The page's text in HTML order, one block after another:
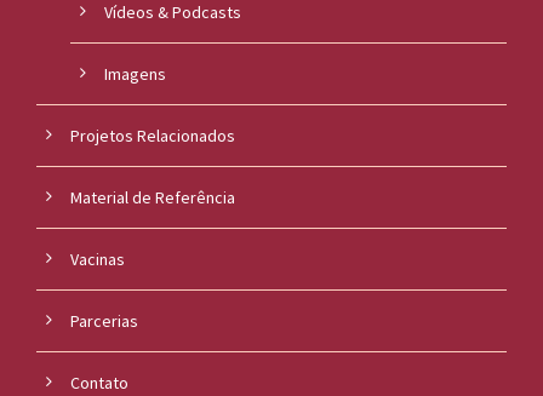
Vídeos & Podcasts
Imagens
Projetos Relacionados
Material de Referência
Vacinas
Parcerias
Contato